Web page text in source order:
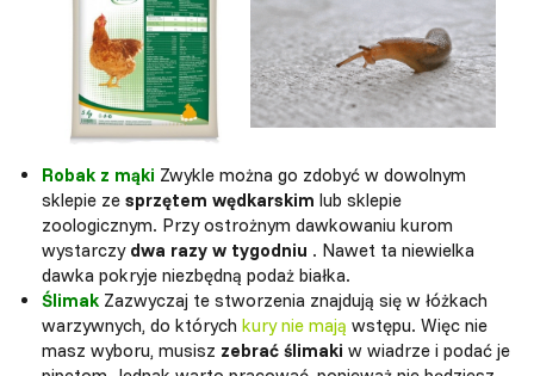
Robak z mąki Zwykle można go zdobyć w dowolnym
sklepie ze sprzętem wędkarskim lub sklepie
zoologicznym. Przy ostrożnym dawkowaniu kurom
wystarczy dwa razy w tygodniu . Nawet ta niewielka
dawka pokryje niezbędną podaż białka.
Ślimak Zazwyczaj te stworzenia znajdują się w łóżkach
warzywnych, do których kury nie mają wstępu. Więc nie
masz wyboru, musisz zebrać ślimaki w wiadrze i podać je